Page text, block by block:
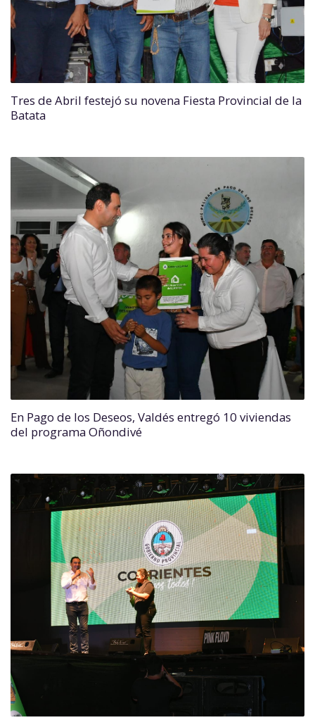
Tres de Abril festejó su novena Fiesta Provincial de la
Batata
En Pago de los Deseos, Valdés entregó 10 viviendas
del programa Oñondivé